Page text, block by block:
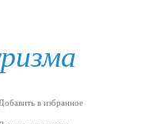
в избранное